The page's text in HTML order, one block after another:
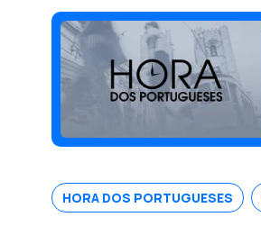
HORA DOS PORTUGUESES